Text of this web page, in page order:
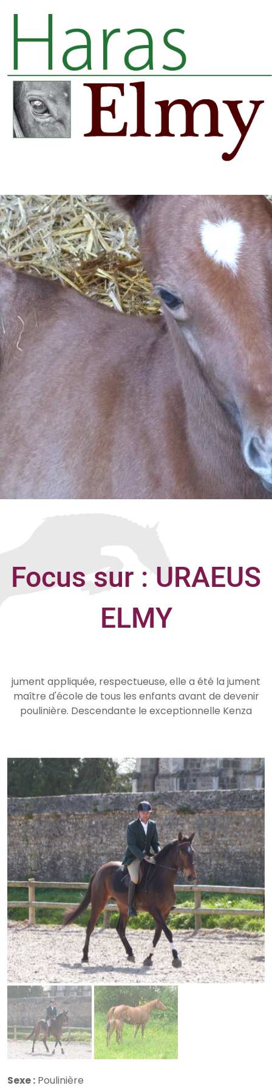
Focus sur : URAEUS
ELMY
jument appliquée, respectueuse, elle a été la jument
maître d'école de tous les enfants avant de devenir
poulinière. Descendante le exceptionnelle Kenza
Sexe : Poulinière